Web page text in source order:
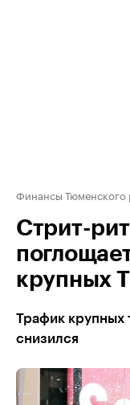
Финансы Тюменского
Стрит-
крупных
Трафик крупных
снизился